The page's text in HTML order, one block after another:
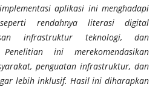
aplikasi ini menghadapi
rendahnya literasi digital
infrastruktur teknologi, dan
ini merekomendasikan
penguatan infrastruktur, dan
lebih inklusif. Hasil ini diharapkan